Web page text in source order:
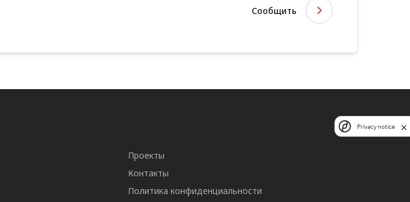
Сообщить
Проекты
Контакты
Политика конфиденциальности
Privacy notice